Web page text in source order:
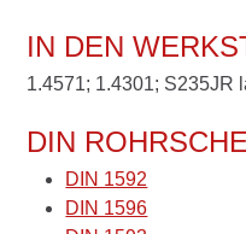
IN DEN
1.4571; 1.4301; S235JR
DIN
DIN 1592
DIN 1596